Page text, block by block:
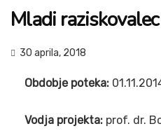
Mladi
30 aprila, 2018
Obdobje poteka:
Vodja projekta: prof. dr.